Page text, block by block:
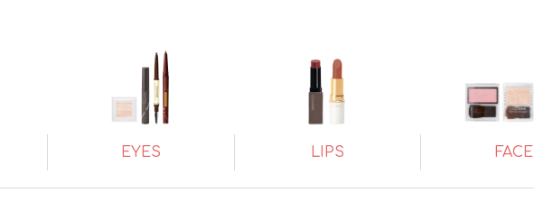
EYES LIPS FACE